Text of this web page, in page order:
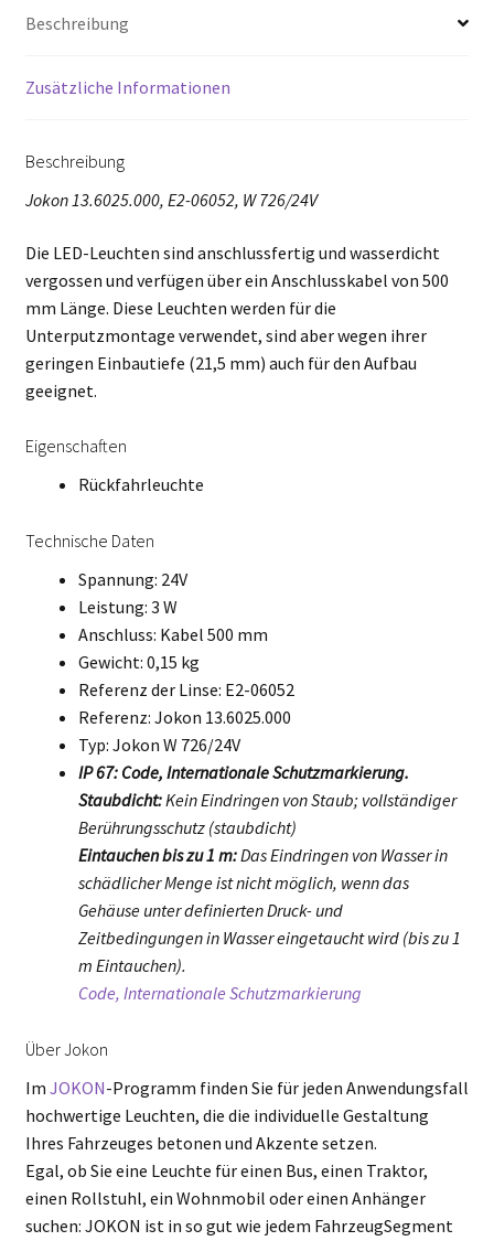
Beschreibung
Zusätzliche Informationen
Beschreibung
Jokon 13.6025.000, E2-06052, W 726/24V
Die LED-Leuchten sind anschlussfertig und wasserdicht
vergossen und verfügen über ein Anschlusskabel von 500
mm Länge. Diese Leuchten werden für die
Unterputzmontage verwendet, sind aber wegen ihrer
geringen Einbautiefe (21,5 mm) auch für den Aufbau
geeignet.
Eigenschaften
Rückfahrleuchte
Technische Daten
Spannung: 24V
Leistung: 3 W
Anschluss: Kabel 500 mm
Gewicht: 0,15 kg
Referenz der Linse: E2-06052
Referenz: Jokon 13.6025.000
Typ: Jokon W 726/24V
IP 67: Code, Internationale Schutzmarkierung.
Staubdicht:Kein Eindringen von Staub; vollständiger
Berührungsschutz (staubdicht)
Eintauchen bis zu 1 m:Das Eindringen von Wasser in
schädlicher Menge ist nicht möglich, wenn das
Gehäuse unter definierten Druck- und
Zeitbedingungen in Wasser eingetaucht wird (bis zu 1
m Eintauchen).
Code, Internationale Schutzmarkierung
Über Jokon
Im JOKON-Programm finden Sie für jeden Anwendungsfall
hochwertige Leuchten, die die individuelle Gestaltung
Ihres Fahrzeuges betonen und Akzente setzen.
Egal, ob Sie eine Leuchte für einen Bus, einen Traktor,
einen Rollstuhl, ein Wohnmobil oder einen Anhänger
suchen: JOKON ist in so gut wie jedem FahrzeugSegment